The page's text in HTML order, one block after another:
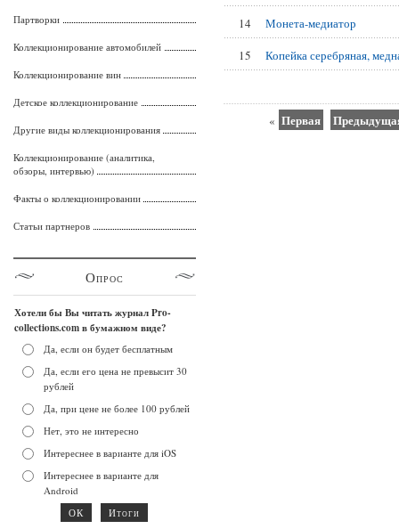
14
Монета-медиатор
15
Копейка серебряная,
« Первая
Партворки
Коллекционирование автомобилей
Коллекционирование вин
Детское коллекционирование
Другие виды коллекционирования
Коллекционирование (аналитика,
обзоры, интервью)
Факты о коллекционировании
Статьи партнеров
Опрос
Хотели бы Вы читать журнал Pro-
collections.com в бумажном виде?
Да, если он будет бесплатным
Да, если его цена не превысит 30
рублей
Да, при цене не более 100 рублей
Нет, это не интересно
Интереснее в варианте для iOS
Интереснее в варианте для
Android